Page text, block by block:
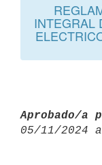
INTEGRAL
Aprobado/a
05/11/2024